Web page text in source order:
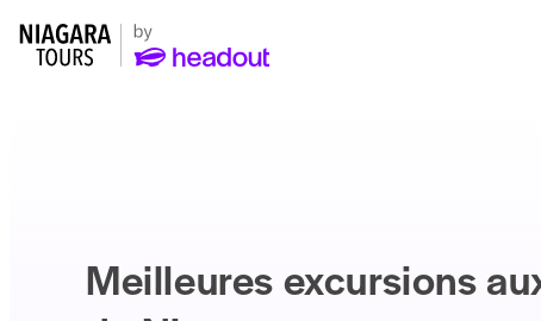
Meilleures excursions